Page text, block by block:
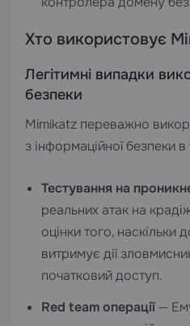
Хто використовує
Легітимні випадки
безпеки
Mimikatz переважно
з інформаційної безпеки в
Тестування на
реальних атак на
оцінки того, наскільки
витримує дії
початковий доступ.
Red team операції—